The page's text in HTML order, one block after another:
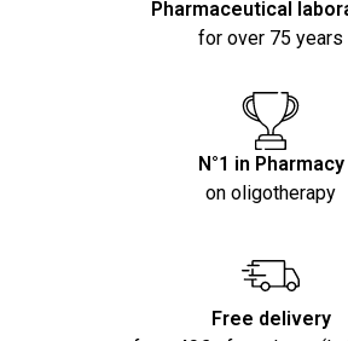
Pharmaceutical
for over 75 years
N°1 in Pharmacy
on oligotherapy
Free delivery